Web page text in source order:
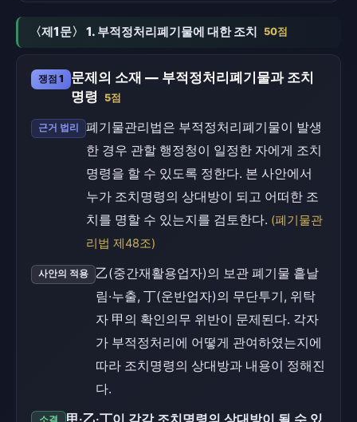
〈제1문〉 1. 부적정처리폐기물에 대한 조치 50점
쟁점 1
문제의 소재 — 부적정처리폐기물과 조치
명령 5점
근거 법리
폐기물관리법은 부적정처리폐기물이 발생
한 경우 관할 행정청이 일정한 자에게 조치
명령을 할 수 있도록 정한다. 본 사안에서
누가 조치명령의 상대방이 되고 어떠한 조
치를 명할 수 있는지를 검토한다. (폐기물관
리법 제48조)
사안의 적용
乙(중간재활용업자)의 보관 폐기물 흩날
림·누출, 丁(운반업자)의 무단투기, 위탁
자 甲의 확인의무 위반이 문제된다. 각자
가 부적정처리에 어떻게 관여하였는지에
따라 조치명령의 상대방과 내용이 정해진
다.
소결